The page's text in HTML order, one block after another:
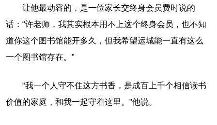
让他最动容的，是一位家长交终身会员费时说的
话：“许老师，我其实根本用不上这个终身会员，也不知
道你这个图书馆能开多久，但我希望运城能一直有这么
一个图书馆存在。”
“我一个人守不住这方书香，是成百上千个相信读书
价值的家庭，和我一起守着这里。”他说。